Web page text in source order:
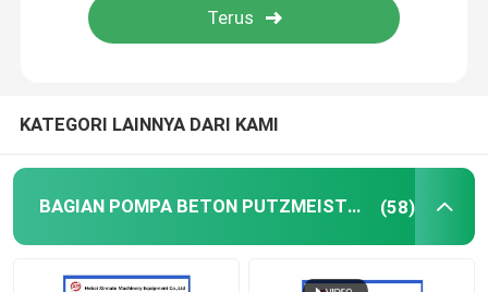
Beton Boom Placer
KATEGORI LAINNYA DARI KAMI
BAGIAN POMPA BETON PUTZMEISTER (58)